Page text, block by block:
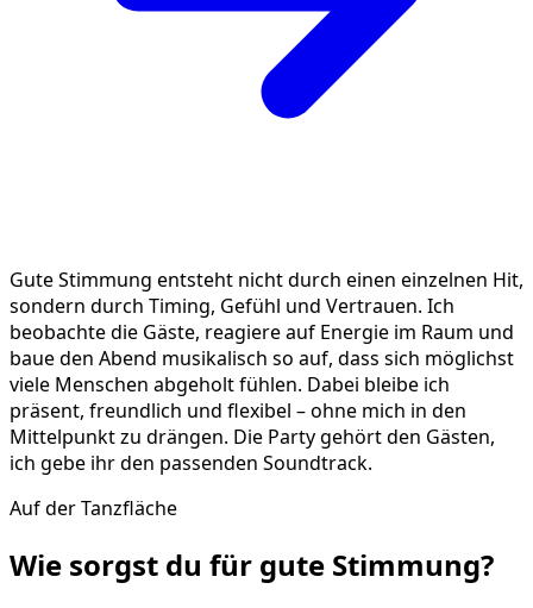
Gute Stimmung entsteht nicht durch einen einzelnen Hit,
sondern durch Timing, Gefühl und Vertrauen. Ich
beobachte die Gäste, reagiere auf Energie im Raum und
baue den Abend musikalisch so auf, dass sich möglichst
viele Menschen abgeholt fühlen. Dabei bleibe ich
präsent, freundlich und flexibel – ohne mich in den
Mittelpunkt zu drängen. Die Party gehört den Gästen,
ich gebe ihr den passenden Soundtrack.
Auf der Tanzfläche
Wie sorgst du für gute Stimmung?